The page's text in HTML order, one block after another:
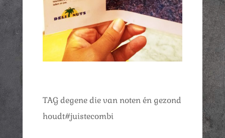
TAG degene die van noten én gezond
houdt#juistecombi